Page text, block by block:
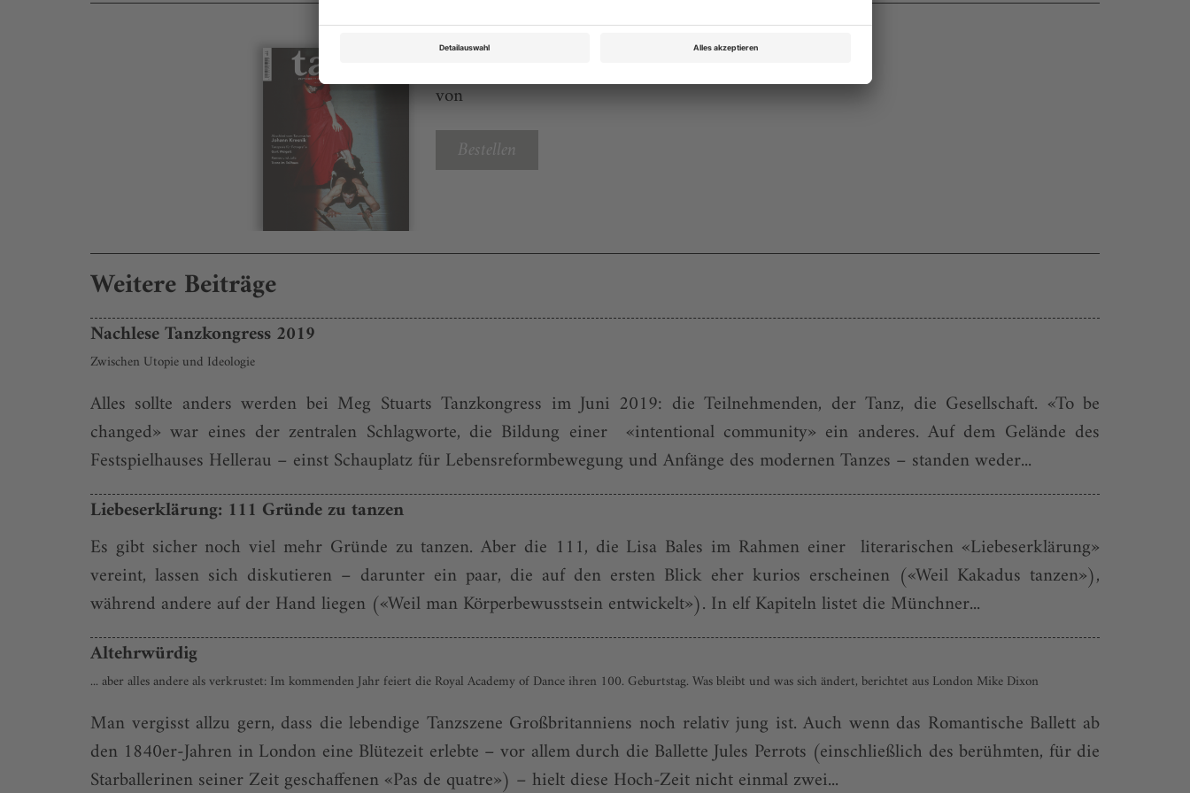
Tanz Oktober 2019
von
Bestellen
Weitere Beiträge
Nachlese Tanzkongress 2019
Zwischen Utopie und Ideologie
Alles sollte anders werden bei Meg Stuarts Tanzkongress im Juni 2019: die Teilnehmenden, der Tanz, die Gesellschaft. «To be
changed» war eines der zentralen Schlagworte, die Bildung einer «intentional community» ein anderes. Auf dem Gelände des
Festspielhauses Hellerau – einst Schauplatz für Lebensreformbewegung und Anfänge des modernen Tanzes – standen weder...
Liebeserklärung: 111 Gründe zu tanzen
Es gibt sicher noch viel mehr Gründe zu tanzen. Aber die 111, die Lisa Bales im Rahmen einer literarischen «Liebeserklärung»
vereint, lassen sich diskutieren – darunter ein paar, die auf den ersten Blick eher kurios erscheinen («Weil Kakadus tanzen»),
während andere auf der Hand liegen («Weil man Körperbewusstsein entwickelt»). In elf Kapiteln listet die Münchner...
Altehrwürdig
... aber alles andere als verkrustet: Im kommenden Jahr feiert die Royal Academy of Dance ihren 100. Geburtstag. Was bleibt und was sich ändert, berichtet aus London Mike Dixon
Man vergisst allzu gern, dass die lebendige Tanzszene Großbritanniens noch relativ jung ist. Auch wenn das Romantische Ballett ab
den 1840er-Jahren in London eine Blütezeit erlebte – vor allem durch die Ballette Jules Perrots (einschließlich des berühmten, für die
Starballerinen seiner Zeit geschaffenen «Pas de quatre») – hielt diese Hoch-Zeit nicht einmal zwei...